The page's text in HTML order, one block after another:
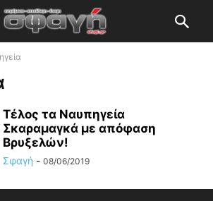
Τέλος τα Ναυπηγεία
Σκαραμαγκά με απόφαση
Βρυξελών!
Σφαγή - 08/06/2019